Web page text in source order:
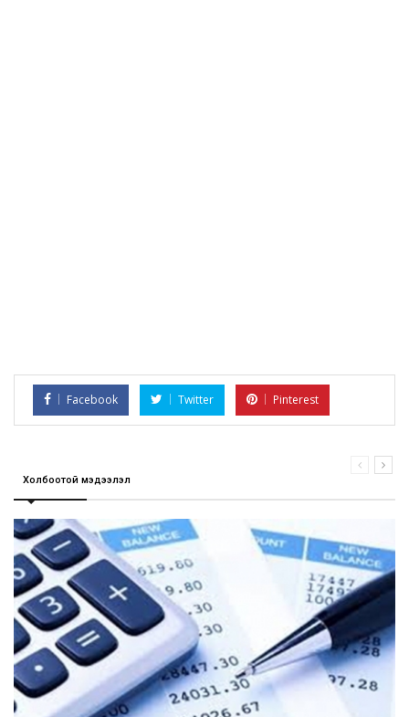
Facebook Twitter Pinterest
Холбоотой мэдээлэл